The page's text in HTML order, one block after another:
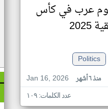
7 نجوم عرب في كأس
Politics
Jan 16, 2026
منذ ٦ أشهر
عدد الكلمات: ١٠٩